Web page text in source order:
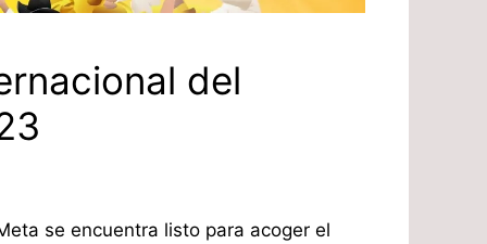
del
se encuentra listo para acoger el